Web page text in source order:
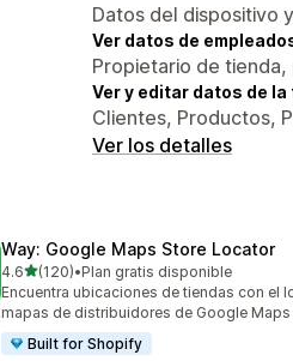
Datos del dispositivo
Ver datos de
Propietario de
Ver y editar datos de la
Clientes, Productos,
Ver los detalles
Way: Google Maps Store Locator
4.6de 5 estrellas
(120)
120 reseñas en total
•Plan gratis disponible
Encuentra ubicaciones de tiendas con el
mapas de distribuidores de Google Maps
Built for Shopify